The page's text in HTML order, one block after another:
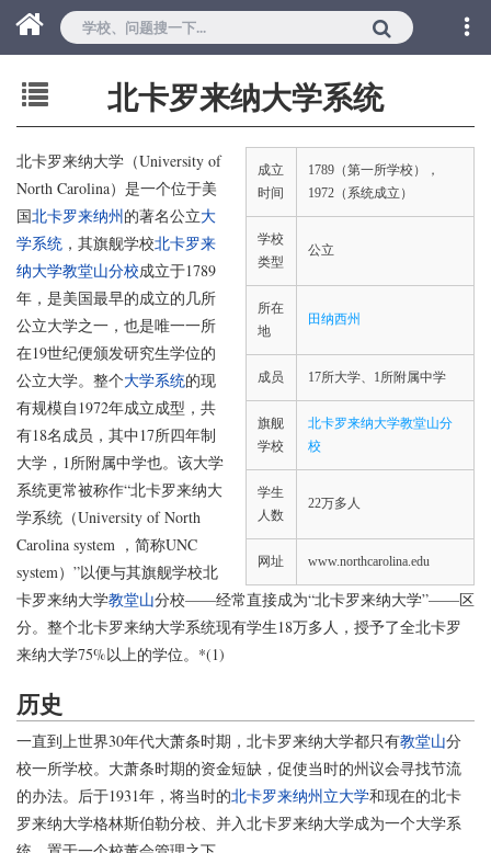
北卡罗来纳大学系统
成立
时间
1789（第一所学校），
1972（系统成立）
学校
类型
公立
所在
地
田纳西州
成员 17所大学、1所附属中学
旗舰
学校
北卡罗来纳大学教堂山分
校
学生
人数
22万多人
网址 www.northcarolina.edu
北卡罗来纳大学（University of
North Carolina）是一个位于美
国北卡罗来纳州的著名公立大
学系统 ，其旗舰学校北卡罗来
纳大学教堂山分校成立于1789
年，是美国最早的成立的几所
公立大学之一，也是唯一一所
在19世纪便颁发研究生学位的
公立大学。整个大学系统的现
有规模自1972年成立成型，共
有18名成员，其中17所四年制
大学，1所附属中学也。该大学
系统更常被称作“北卡罗来纳大
学系统（University of North
Carolina system ，简称UNC
system）”以便与其旗舰学校北
卡罗来纳大学教堂山分校——经常直接成为“北卡罗来纳大学”——区
分。整个北卡罗来纳大学系统现有学生18万多人，授予了全北卡罗
来纳大学75%以上的学位。*(1)
历史
一直到上世界30年代大萧条时期，北卡罗来纳大学都只有教堂山分
校一所学校。大萧条时期的资金短缺，促使当时的州议会寻找节流
的办法。后于1931年，将当时的北卡罗来纳州立大学和现在的北卡
罗来纳大学格林斯伯勒分校、并入北卡罗来纳大学成为一个大学系